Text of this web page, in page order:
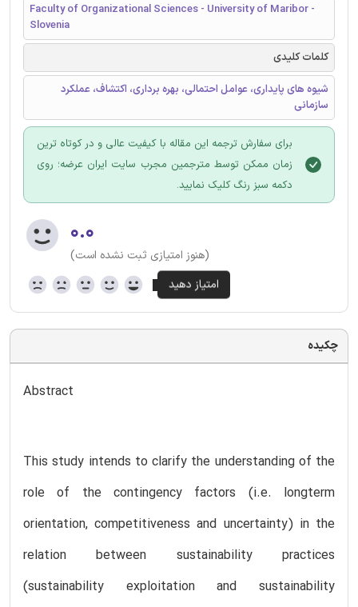
Faculty of Organizational Sciences - University of Maribor -
Slovenia
کلمات کلیدی
شیوه های پایداری، عوامل احتمالی، بهره برداری، اکتشاف، عملکرد
سازمانی
برای سفارش ترجمه این مقاله با کیفیت عالی و در کوتاه ترین
زمان ممکن توسط مترجمین مجرب سایت ایران عرضه؛ روی
دکمه سبز رنگ کلیک نمایید.
۰.۰
(هنوز امتیازی ثبت نشده است)
چکیده
Abstract
This study intends to clarify the understanding of the
role of the contingency factors (i.e. longterm
orientation, competitiveness and uncertainty) in the
relation between sustainability practices
(sustainability exploitation and sustainability